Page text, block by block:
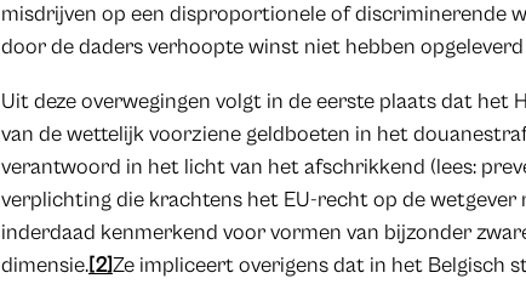
misdrijven op een disproportionele of discriminerende
door de daders verhoopte winst niet hebben
Uit deze overwegingen volgt in de eerste plaats dat het
van de wettelijk voorziene geldboeten in het
verantwoord in het licht van het afschrikkend (lees:
verplichting die krachtens het EU-recht op de
inderdaad kenmerkend voor vormen van bijzonder
dimensie.[2]Ze impliceert overigens dat in het Belgisch